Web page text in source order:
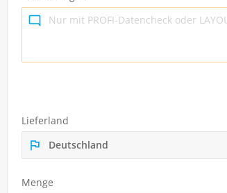
Lieferland
Deutschland
Menge